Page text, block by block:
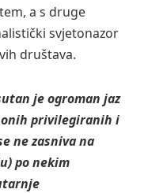
a s druge
svjetonazor
društava.
je ogroman jaz
privilegiranih i
ne zasniva na
po nekim